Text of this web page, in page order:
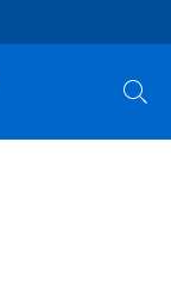
Cerca